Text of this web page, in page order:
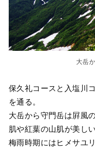
大岳
保久礼コースと入塩川
を通る。
大岳から守門岳は屛風
肌や紅葉の山肌が美しい
梅雨時期にはヒメサユ